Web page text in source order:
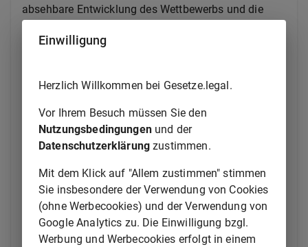
absehbare Entwicklung des Wettbewerbs und die
Frage beurteilt, ob funktionsfähiger Wettbewerb auf
den Märkten der leitungsgebundenen Versorgung mit
Vorschriften dieses Gesetzes über die Regulierung
und Wettbewerbsaufsicht würdigt und zu sonstigen
aktuellen wettbewerbspolitischen Fragen der
leitungsgebundenen Versorgung mit Elektrizität und
abgeschlossen sein, in dem kein Hauptgutachten
nach
§ 44 des Gesetzes gegen
Wettbewerbsbeschränkungen vorgelegt wird. Die
Monopolkommission kann Einsicht nehmen in die
bei der Bundesnetzagentur geführten Akten
Einwilligung
Herzlich Willkommen bei Gesetze.legal.
Vor Ihrem Besuch müssen Sie den
Nutzungsbedingungenund der
Datenschutzerklärung zustimmen.
Mit dem Klick auf "Allem zustimmen" stimmen
Sie insbesondere der Verwendung von Cookies
(ohne Werbecookies) und der Verwendung von
Google Analytics zu. Die Einwilligung bzgl.
Werbung und Werbecookies erfolgt in einem